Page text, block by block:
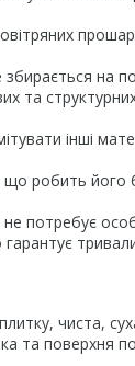
на
та
інші
робить його
потребує
гарантує
чиста,
та поверхня